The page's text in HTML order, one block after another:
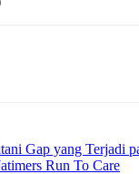
Gap yang Terjadi
Run To Care